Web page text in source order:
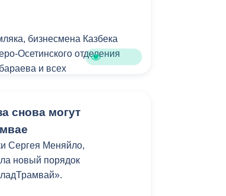
бизнесмена Казбека
Осетинского отделения
и всех
снова могут
Сергея Меняйло,
новый порядок